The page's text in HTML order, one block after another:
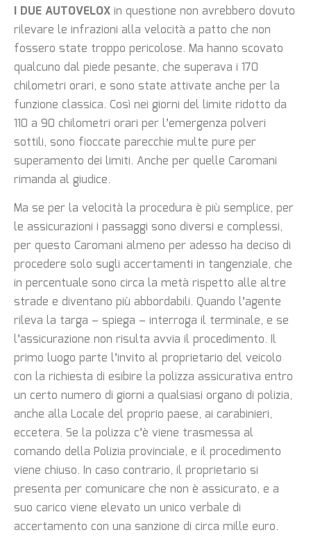
I DUE AUTOVELOX in questione non avrebbero dovuto
rilevare le infrazioni alla velocità a patto che non
fossero state troppo pericolose. Ma hanno scovato
qualcuno dal piede pesante, che superava i 170
chilometri orari, e sono state attivate anche per la
funzione classica. Così nei giorni del limite ridotto da
110 a 90 chilometri orari per l’emergenza polveri
sottili, sono fioccate parecchie multe pure per
superamento dei limiti. Anche per quelle Caromani
rimanda al giudice.
Ma se per la velocità la procedura è più semplice, per
le assicurazioni i passaggi sono diversi e complessi,
per questo Caromani almeno per adesso ha deciso di
procedere solo sugli accertamenti in tangenziale, che
in percentuale sono circa la metà rispetto alle altre
strade e diventano più abbordabili. Quando l’agente
rileva la targa – spiega – interroga il terminale, e se
l’assicurazione non risulta avvia il procedimento. Il
primo luogo parte l’invito al proprietario del veicolo
con la richiesta di esibire la polizza assicurativa entro
un certo numero di giorni a qualsiasi organo di polizia,
anche alla Locale del proprio paese, ai carabinieri,
eccetera. Se la polizza c’è viene trasmessa al
comando della Polizia provinciale, e il procedimento
viene chiuso. In caso contrario, il proprietario si
presenta per comunicare che non è assicurato, e a
suo carico viene elevato un unico verbale di
accertamento con una sanzione di circa mille euro.